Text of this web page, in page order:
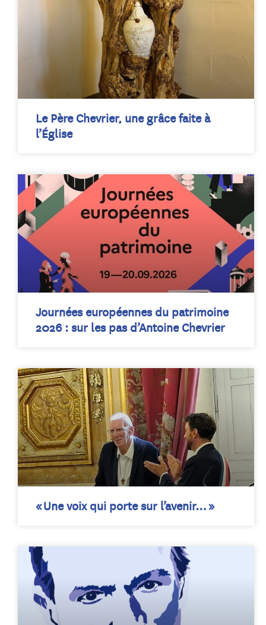
Le Père Chevrier, une grâce faite à
l’Église
Journées européennes du patrimoine
2026 : sur les pas d’Antoine Chevrier
« Une voix qui porte sur l’avenir… »